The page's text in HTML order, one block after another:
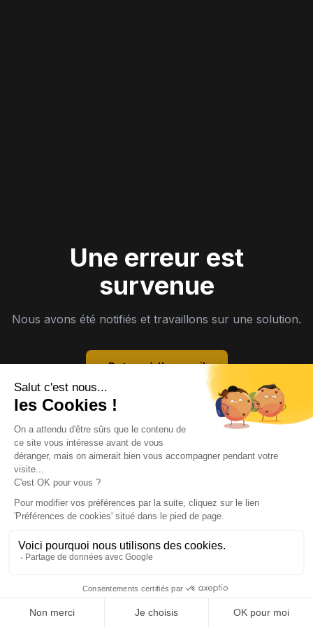
Une erreur est
survenue
Nous avons été notifiés et travaillons sur une solution.
Retour à l'accueil